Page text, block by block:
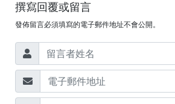
撰寫回覆或留言
發佈留言必須填寫的電子郵件地址不會公開。